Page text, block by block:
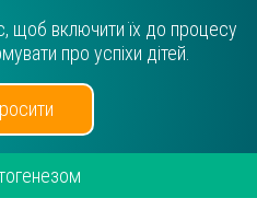
щоб включити їх до процесу
про успіхи дітей.